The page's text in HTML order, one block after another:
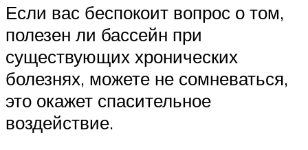
Если вас беспокоит вопрос о том,
полезен ли бассейн при
существующих хронических
болезнях, можете не сомневаться,
это окажет спасительное
воздействие.